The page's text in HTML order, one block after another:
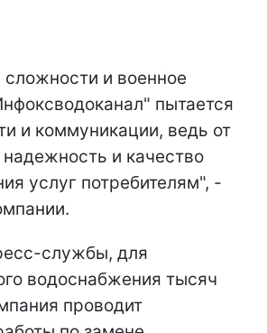
и военное
пытается
и коммуникации, ведь от
надежность и качество
услуг потребителям", -
службы, для
водоснабжения тысяч
проводит